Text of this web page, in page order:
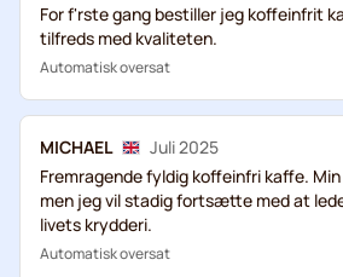
For f'rste gang bestiller jeg koffeinfrit
tilfreds med kvaliteten.
Automatisk oversat
MICHAEL
Juli 2025
Fremragende fyldig koffeinfri kaffe.
men jeg vil stadig fortsætte med at
livets krydderi.
Automatisk oversat